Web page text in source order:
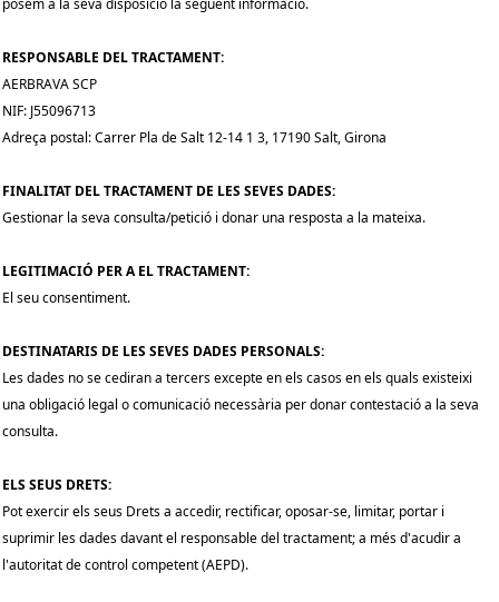
RESPONSABLE DEL TRACTAMENT:
AERBRAVA SCP
NIF: J55096713
Adreça postal: Carrer Pla de Salt 12-14 1 3, 17190 Salt, Girona
FINALITAT DEL TRACTAMENT DE LES SEVES DADES:
Gestionar la seva consulta/petició i donar una resposta a la mateixa.
LEGITIMACIÓ PER A EL TRACTAMENT:
El seu consentiment.
DESTINATARIS DE LES SEVES DADES PERSONALS:
Les dades no se cediran a tercers excepte en els casos en els quals existeixi
una obligació legal o comunicació necessària per donar contestació a la seva
consulta.
ELS SEUS DRETS:
Pot exercir els seus Drets a accedir, rectificar, oposar-se, limitar, portar i
suprimir les dades davant el responsable del tractament; a més d'acudir a
l'autoritat de control competent (AEPD).